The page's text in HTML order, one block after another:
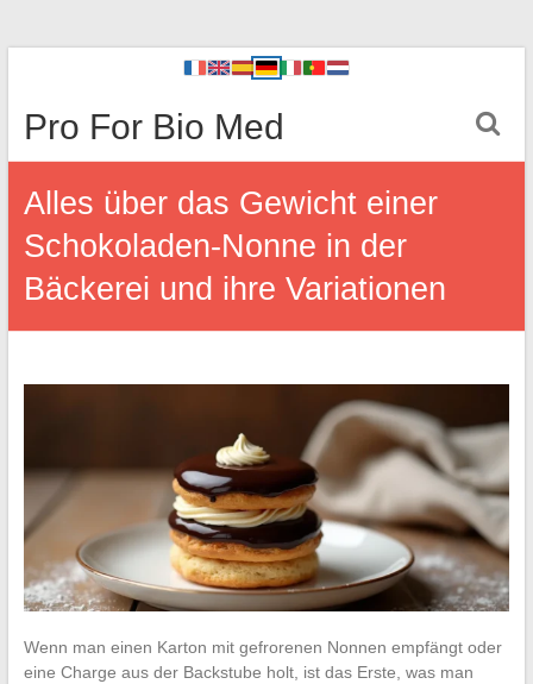
Pro For Bio Med
Alles über das Gewicht einer
Schokoladen-Nonne in der
Bäckerei und ihre Variationen
Wenn man einen Karton mit gefrorenen Nonnen empfängt oder
eine Charge aus der Backstube holt, ist das Erste, was man